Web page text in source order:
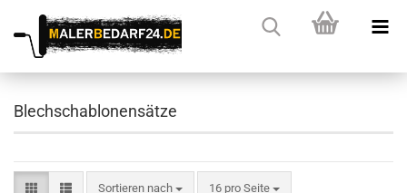
Blechschablonensätze
Sortieren nach
Sortieren nach 16 pro Seite
pro Seite